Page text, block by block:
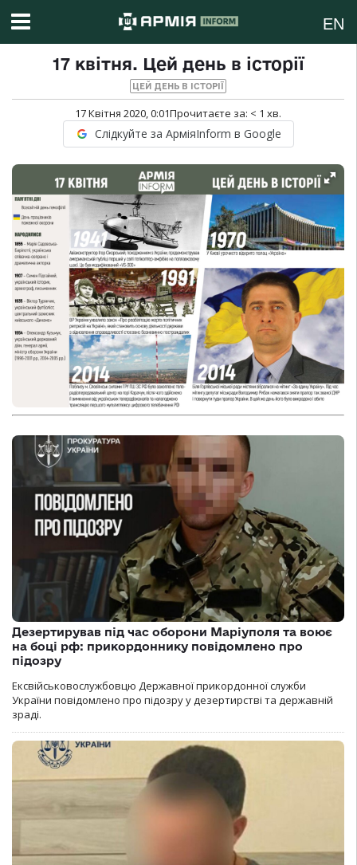
EN
17 квітня. Цей день в історії
ЦЕЙ ДЕНЬ В ІСТОРІЇ
17 Квітня 2020, 0:01Прочитаєте за: < 1 хв.
Слідкуйте за АрміяInform в Google
Дезертирував під час оборони Маріуполя та воює
на боці рф: прикордоннику повідомлено про
підозру
Ексвійськовослужбовцю Державної прикордонної служби
України повідомлено про підозру у дезертирстві та державній
зраді.